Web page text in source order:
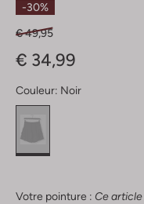
-30%
€ 49,95
€ 34,99
Couleur: Noir
Votre pointure : Ce